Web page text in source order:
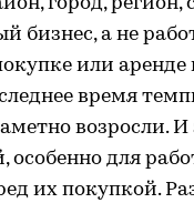
бизнес, а не
или
время
возросли. И
для
их покупкой.